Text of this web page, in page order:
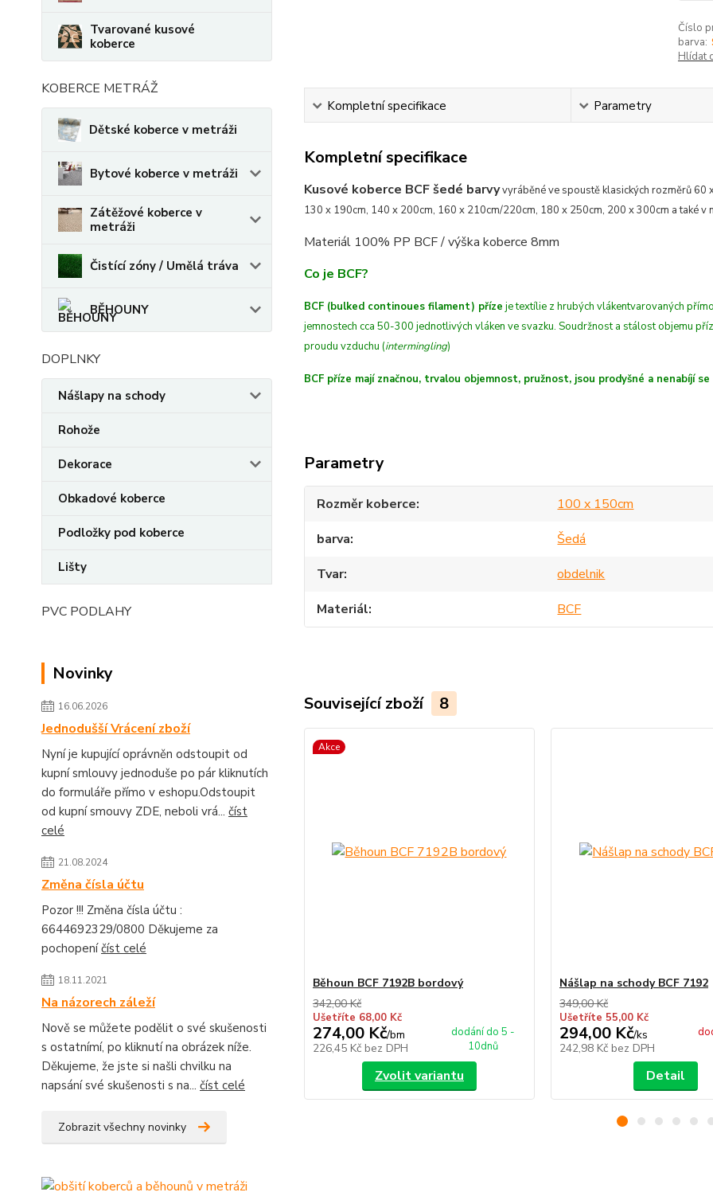
Tvarované kusové
koberce
KOBERCE METRÁŽ
Dětské koberce v metráži
Bytové koberce v metráži
Zátěžové koberce v
metráži
Čistící zóny / Umělá tráva
BĚHOUNY
DOPLNKY
Nášlapy na schody
Rohože
Dekorace
Obkadové koberce
Podložky pod koberce
Lišty
PVC PODLAHY
Novinky
16.06.2026
Jednodušší Vrácení zboží
Nyní je kupující oprávněn odstoupit od
kupní smlouvy jednoduše po pár kliknutích
do formuláře přímo v eshopu.Odstoupit
od kupní smouvy ZDE, neboli vrá... číst
celé
21.08.2024
Změna čísla účtu
Pozor !!! Změna čísla účtu :
6644692329/0800 Děkujeme za
pochopeníčíst celé
18.11.2021
Na názorech záleží
Nově se můžete podělit o své skušenosti
s ostatnímí, po kliknutí na obrázek níže.
Děkujeme, že jste si našli chvilku na
napsání své skušenosti s na... číst celé
Zobrazit všechny novinky
Číslo
barva:
Hlídat
Kompletní specifikace Parametry
Kompletní specifikace
Kusové koberce BCF šedé barvyvyráběné ve spoustě klasických rozměrů 60
130 x 190cm, 140 x 200cm, 160 x 210cm/220cm, 180 x 250cm, 200 x 300cm a také
Materiál 100% PP BCF /výška koberce 8mm
Co je BCF?
BCF (bulked continoues filament) příze je textílie z hrubých vlákentvarovaných
jemnostech cca 50-300 jednotlivých vláken ve svazku. Soudržnost a stálost objemu
proudu vzduchu (intermingling)
BCF příze mají značnou, trvalou objemnost, pružnost, jsou prodyšné a nenabíjí
Parametry
Rozměr koberce
100 x 150cm
barva
Šedá
Tvar
obdelnik
Materiál
BCF
Související zboží 8
Akce
Běhoun BCF 7192B bordový
342,00 Kč
Ušetříte 68,00 Kč
274,00 Kč/bm
226,45 Kč bez DPH
dodání do 5 -
10dnů
Zvolit variantu
Nášlap na schody BCF 7192
349,00 Kč
Ušetříte 55,00 Kč
294,00 Kč/ks
242,98 Kč bez DPH
Detail